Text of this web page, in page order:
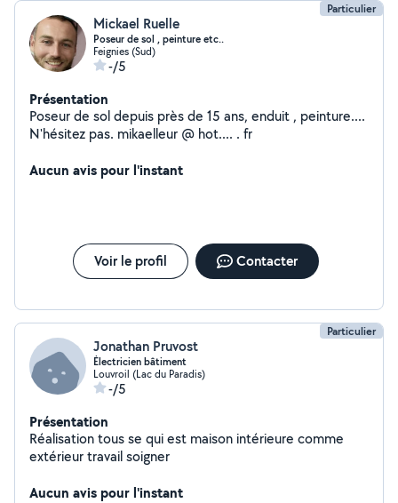
Particulier
Mickael Ruelle
Poseur de sol , peinture etc..
Feignies (Sud)
-/5
Présentation
Poseur de sol depuis près de 15 ans, enduit , peinture....
N'hésitez pas. mikaelleur @ hot.... . fr
Aucun avis pour l'instant
Voir le profil Contacter
Particulier
Jonathan Pruvost
Électricien bâtiment
Louvroil (Lac du Paradis)
-/5
Présentation
Réalisation tous se qui est maison intérieure comme
extérieur travail soigner
Aucun avis pour l'instant